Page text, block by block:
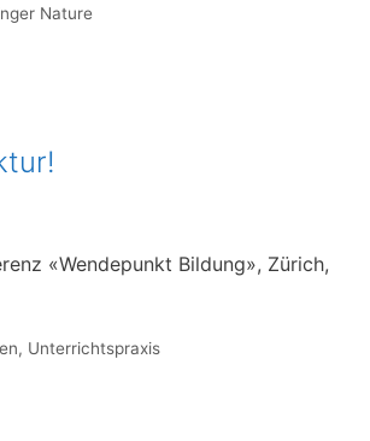
Nature
«Wendepunkt Bildung», Zürich,
, Unterrichtspraxis